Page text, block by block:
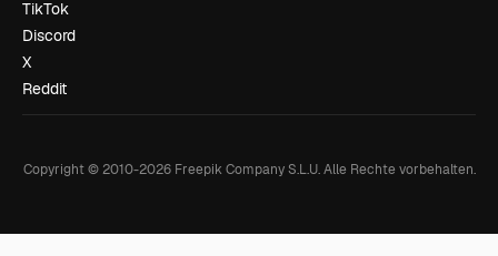
TikTok
Discord
X
Reddit
Copyright © 2010-2026Freepik Company S.L.U. Alle Rechte vorbehalten.